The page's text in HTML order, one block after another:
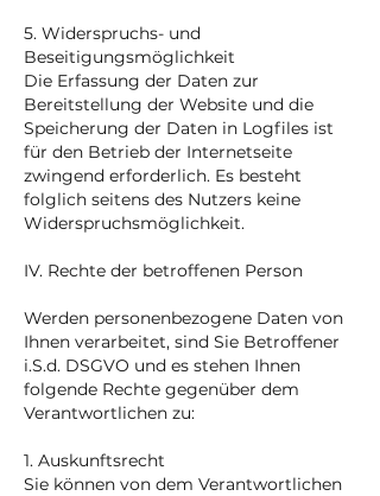
5. Widerspruchs- und
Beseitigungsmöglichkeit
Die Erfassung der Daten zur
Bereitstellung der Website und die
Speicherung der Daten in Logfiles ist
für den Betrieb der Internetseite
zwingend erforderlich. Es besteht
folglich seitens des Nutzers keine
Widerspruchsmöglichkeit.
IV. Rechte der betroffenen Person
Werden personenbezogene Daten von
Ihnen verarbeitet, sind Sie Betroffener
i.S.d. DSGVO und es stehen Ihnen
folgende Rechte gegenüber dem
Verantwortlichen zu:
1. Auskunftsrecht
Sie können von dem Verantwortlichen